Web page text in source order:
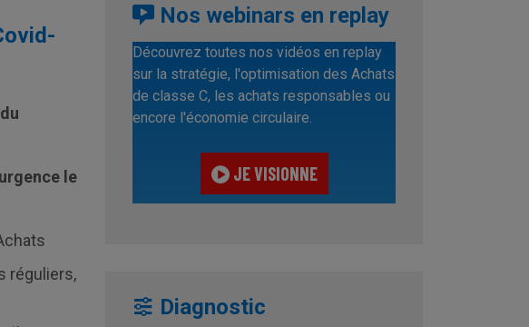
le
réguliers,
Nos webinars en replay
Découvrez toutes nos vidéos en replay
sur la stratégie, l'optimisation des Achats
de classe C, les achats responsables ou
encore l'économie circulaire.
JE VISIONNE
Diagnostic